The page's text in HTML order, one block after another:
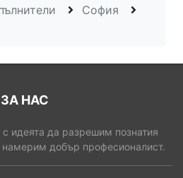
София
ЗА НАС
идеята да разрешим познатия
добър професионалист.